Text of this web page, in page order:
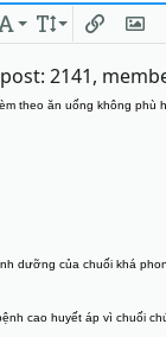
Phông chữ
Kích thước
Chèn
2141,
theo ăn uống không
dưỡng của chuối khá
cao huyết áp vì chuối